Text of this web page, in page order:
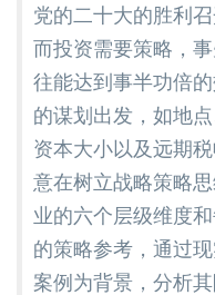
党的二十大的胜利
而投资需要策略，
往能达到事半功倍
的谋划出发，如地
资本大小以及远期
意在树立战略策略
业的六个层级维度
的策略参考，通过
案例为背景，分析